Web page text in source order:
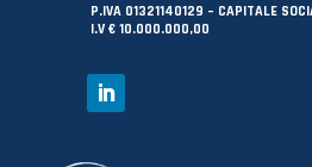
P.IVA 01321140129 – CAPITALE
I.V € 10.000.000,00